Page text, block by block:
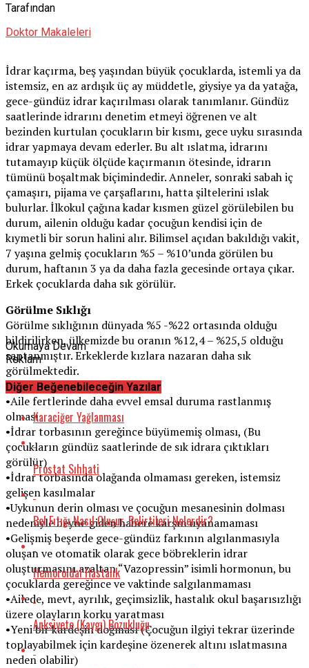
Tarafından
Doktor Makaleleri
İdrar kaçırma, beş yaşından büyük çocuklarda, istemli ya da
istemsiz, en az ardışık üç ay müddetle, giysiye ya da yatağa,
gece-gündüz idrar kaçırılması olarak tanımlanır. Gündüz
saatlerinde idrarını denetim etmeyi öğrenen ve alt
bezinden kurtulan çocukların bir kısmı, gece uyku sırasında
idrar yapmaya devam ederler. Bu alt ıslatma, idrarını
tutamayıp küçük ölçüde kaçırmanın ötesinde, idrarın
tümünü boşaltmak biçimindedir. Anneler, sonraki sabah iç
çamaşırı, pijama ve çarşaflarını, hatta şiltelerini ıslak
bulurlar. İlkokul çağına kadar kısmen güzel görülebilen bu
durum, ailenin olduğu kadar çocuğun kendisi için de
kıymetli bir sorun halini alır. Bilimsel açıdan bakıldığı vakit,
7 yaşına gelmiş çocukların %5 – %10’unda görülen bu
durum, haftanın 3 ya da daha fazla gecesinde ortaya çıkar.
Erkek çocuklarda daha sık görülür.
Görülme Sıklığı
Görülme sıklığının dünyada %5 -%22 ortasında olduğu
bildirilirken, ülkemizde bu oranın %12,4 – %25,5 olduğu
saptanmıştır. Erkeklerde kızlara nazaran daha sık
görülmektedir.
Muhtemel Nedenler
•Aile fertlerinde daha evvel emsal duruma rastlanmış
olması
•İdrar torbasının gereğince büyümemiş olması, (Bu
çocukların gündüz saatlerinde de sık idrara çıktıkları
görülür)
•İdrar torbasında olağanda olmaması gereken, istemsiz
gelişen kasılmalar
•Uykunun derin olması ve çocuğun mesanesinin dolması
nedeniyle beyne giden habere karşın uyanamaması
•Gelişmiş beşerde gece-gündüz farkının algılanmasıyla
oluşan ve otomatik olarak gece böbreklerin idrar
oluşturmasını azaltan “Vazopressin” isimli hormonun, bu
çocuklarda gereğince ve vaktinde salgılanmaması
•Ailede, mevt, ayrılık, geçimsizlik, hastalık okul başarısızlığı
üzere olayların korku yaratması
•Yeni bir kardeşin doğması (Çocuğun ilgiyi tekrar üzerinde
toplayabilmek için kardeşine özenerek altını ıslatmasına
neden olabilir)
Okumaya Devam
Reklam
Diğer Beğenebileceğin Yazılar
Karaciğer Yağlanması
Prostat Sıhhati
Bel Fıtığı Nasıl Oluşur, Belirtileri Nelerdir?
Hemoroidal Hastalık
Anksiyete (Kaygı) Bozukluğu